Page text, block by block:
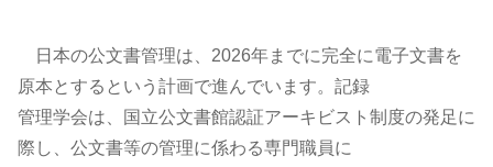
日本の公文書管理は、2026年までに完全に電子文書を
原本とするという計画で進んでいます。記録
管理学会は、国立公文書館認証アーキビスト制度の発足に
際し、公文書等の管理に係わる専門職員に